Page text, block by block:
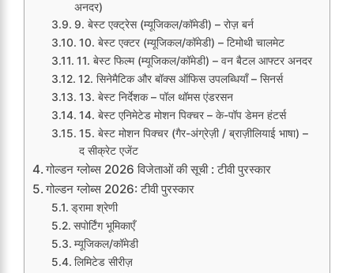
अनदर)
9. बेस्ट एक्ट्रेस (म्यूजिकल/कॉमेडी) – रोज़ बर्न
10. बेस्ट एक्टर (म्यूजिकल/कॉमेडी) – टिमोथी चालमेट
11. बेस्ट फिल्म (म्यूजिकल/कॉमेडी) – वन बैटल आफ्टर अनदर
12. सिनेमैटिक और बॉक्स ऑफिस उपलब्धियाँ – सिनर्स
13. बेस्ट निर्देशक – पॉल थॉमस एंडरसन
14. बेस्ट एनिमेटेड मोशन पिक्चर – के-पॉप डेमन हंटर्स
15. बेस्ट मोशन पिक्चर (गैर-अंग्रेज़ी / ब्राज़ीलियाई भाषा) –
द सीक्रेट एजेंट
गोल्डन ग्लोब्स 2026 विजेताओं की सूची : टीवी पुरस्कार
गोल्डन ग्लोब्स 2026: टीवी पुरस्कार
ड्रामा श्रेणी
सपोर्टिंग भूमिकाएँ
म्यूजिकल/कॉमेडी
लिमिटेड सीरीज़